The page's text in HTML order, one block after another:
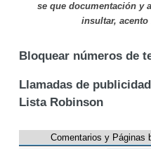
se que documentación y
insultar, acento
Bloquear números de
Llamadas de
Lista Robinson
Comentarios y Páginas